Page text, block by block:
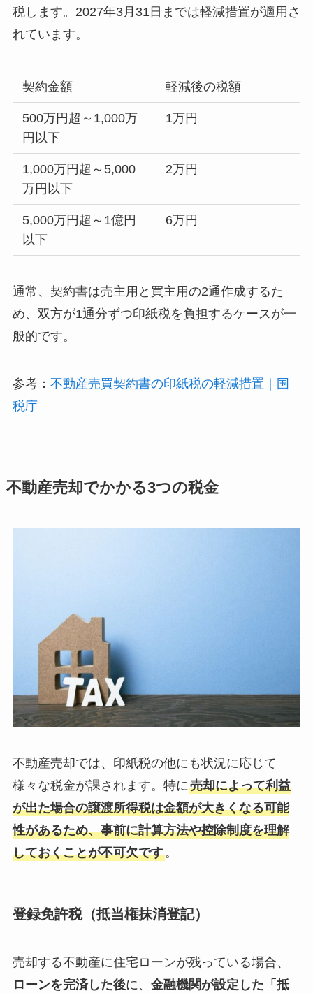
税します。2027年3月31日までは軽減措置が適用さ
れています。
契約金額 軽減後の税額
500万円超～1,000万
円以下
1万円
1,000万円超～5,000
万円以下
2万円
5,000万円超～1億円
以下
6万円
通常、契約書は売主用と買主用の2通作成するた
め、双方が1通分ずつ印紙税を負担するケースが一
般的です。
参考： 不動産売買契約書の印紙税の軽減措置｜国
税庁
不動産売却でかかる3つの税金
不動産売却では、印紙税の他にも状況に応じて
様々な税金が課されます。特に売却によって利益
が出た場合の譲渡所得税は金額が大きくなる可能
性があるため、事前に計算方法や控除制度を理解
しておくことが不可欠です。
登録免許税（抵当権抹消登記）
売却する不動産に住宅ローンが残っている場合、
ローンを完済した後に、 金融機関が設定した「抵